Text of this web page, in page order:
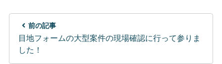
前の記事
目地フォームの大型案件の現場確認に行って参りま
した！